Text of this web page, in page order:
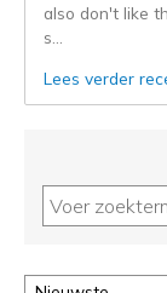
kunt
de
status
van
deze
of
also don't like
s
Lees verder